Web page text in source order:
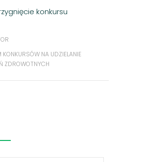
konkursu
NA UDZIELANIE
ZDROWOTNYCH